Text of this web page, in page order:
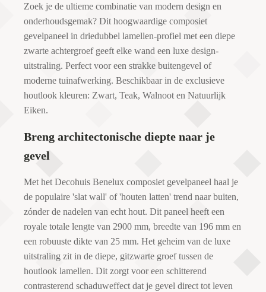
Zoek je de ultieme combinatie van modern design en
onderhoudsgemak? Dit hoogwaardige composiet
gevelpaneel in driedubbel lamellen-profiel met een diepe
zwarte achtergroef geeft elke wand een luxe design-
uitstraling. Perfect voor een strakke buitengevel of
moderne tuinafwerking. Beschikbaar in de exclusieve
houtlook kleuren: Zwart, Teak, Walnoot en Natuurlijk
Eiken.
Breng architectonische diepte naar je
gevel
Met het Decohuis Benelux composiet gevelpaneel haal je
de populaire 'slat wall' of 'houten latten' trend naar buiten,
zónder de nadelen van echt hout. Dit paneel heeft een
royale totale lengte van 2900 mm, breedte van 196 mm en
een robuuste dikte van 25 mm. Het geheim van de luxe
uitstraling zit in de diepe, gitzwarte groef tussen de
houtlook lamellen. Dit zorgt voor een schitterend
contrasterend schaduweffect dat je gevel direct tot leven